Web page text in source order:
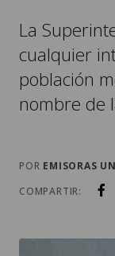
La
cualquier
población
nombre de
POR EMISORAS
COMPARTIR: